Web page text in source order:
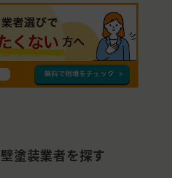
塗装業者を探す